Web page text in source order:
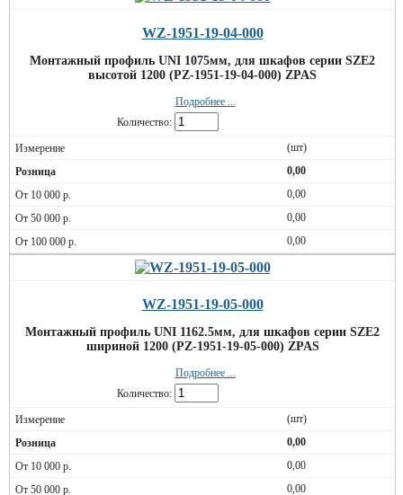
WZ-1951-19-04-000
Монтажный профиль UNI 1075мм, для шкафов серии SZE2
высотой 1200 (PZ-1951-19-04-000) ZPAS
Подробнее ...
Количество:
(шт)
0,00
0,00
0,00
0,00
WZ-1951-19-05-000
Монтажный профиль UNI 1162.5мм, для шкафов серии SZE2
шириной 1200 (PZ-1951-19-05-000) ZPAS
Подробнее ...
Количество:
(шт)
0,00
0,00
0,00